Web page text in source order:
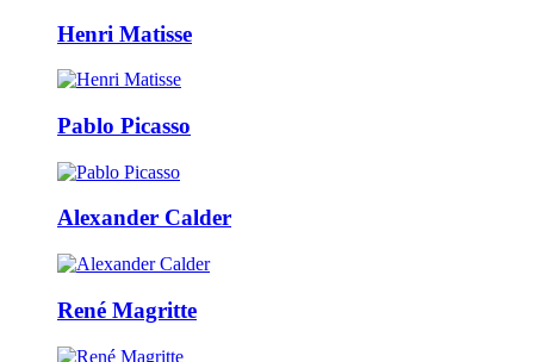
Henri Matisse
Pablo Picasso
Alexander Calder
René Magritte